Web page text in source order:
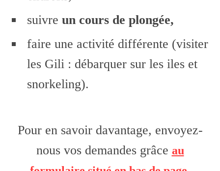
suivre un cours de plongée,
faire une activité différente (visiter
les Gili : débarquer sur les iles et
snorkeling).
Pour en savoir davantage, envoyez-
nous vos demandes grâce au